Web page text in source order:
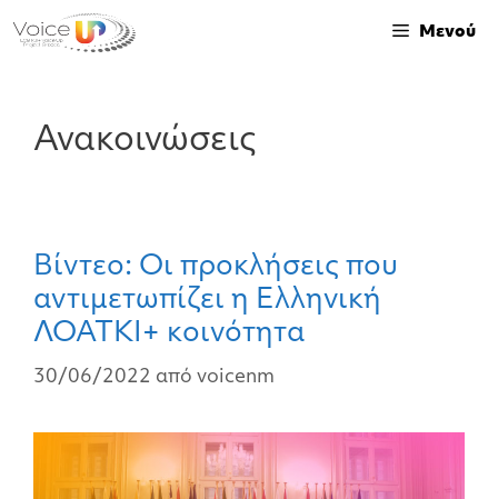
Μενού
Ανακοινώσεις
Βίντεο: Οι προκλήσεις που
αντιμετωπίζει η Ελληνική
ΛΟΑΤΚΙ+ κοινότητα
30/06/2022 από voicenm